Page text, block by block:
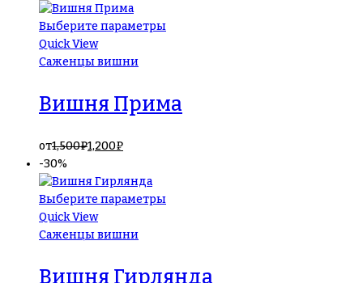
Выберите параметры
Quick View
Саженцы вишни
Вишня Прима
от1,500₽1,200₽
-30%
Выберите параметры
Quick View
Саженцы вишни
Вишня Гирлянда